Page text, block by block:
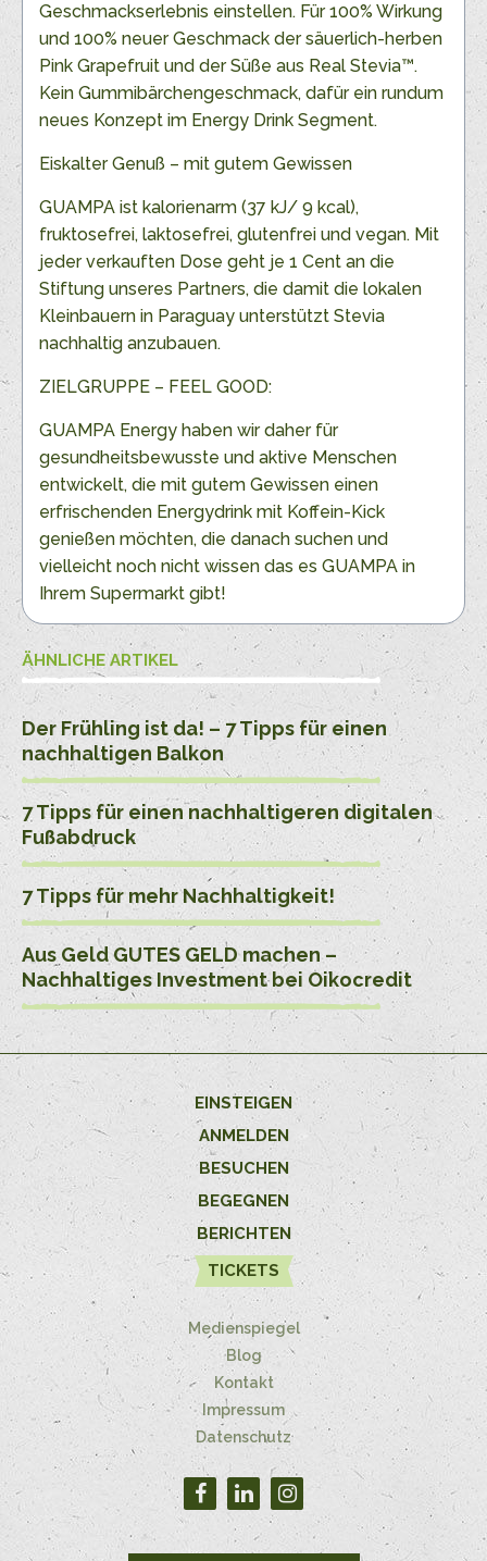
Geschmackserlebnis einstellen. Für 100% Wirkung
und 100% neuer Geschmack der säuerlich-herben
Pink Grapefruit und der Süße aus Real Stevia™.
Kein Gummibärchengeschmack, dafür ein rundum
neues Konzept im Energy Drink Segment.
Eiskalter Genuß – mit gutem Gewissen
GUAMPA ist kalorienarm (37 kJ/ 9 kcal),
fruktosefrei, laktosefrei, glutenfrei und vegan. Mit
jeder verkauften Dose geht je 1 Cent an die
Stiftung unseres Partners, die damit die lokalen
Kleinbauern in Paraguay unterstützt Stevia
nachhaltig anzubauen.
ZIELGRUPPE – FEEL GOOD:
GUAMPA Energy haben wir daher für
gesundheitsbewusste und aktive Menschen
entwickelt, die mit gutem Gewissen einen
erfrischenden Energydrink mit Koffein-Kick
genießen möchten, die danach suchen und
vielleicht noch nicht wissen das es GUAMPA in
Ihrem Supermarkt gibt!
ÄHNLICHE ARTIKEL
Der Frühling ist da! – 7 Tipps für einen
nachhaltigen Balkon
7 Tipps für einen nachhaltigeren digitalen
Fußabdruck
7 Tipps für mehr Nachhaltigkeit!
Aus Geld GUTES GELD machen –
Nachhaltiges Investment bei Oikocredit
EINSTEIGEN
ANMELDEN
BESUCHEN
BEGEGNEN
BERICHTEN
TICKETS
Medienspiegel
Blog
Kontakt
Impressum
Datenschutz